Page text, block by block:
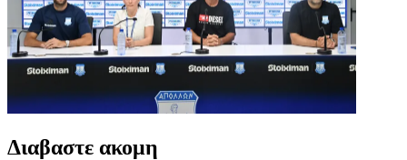
Διαβαστε ακομη